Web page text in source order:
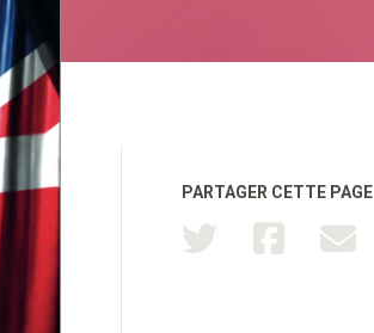
PARTAGER CETTE PAGE